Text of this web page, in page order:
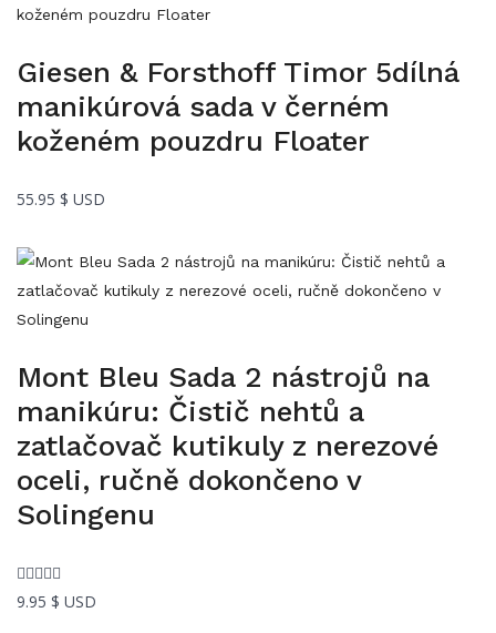
Giesen & Forsthoff Timor 5dílná
manikúrová sada v černém
koženém pouzdru Floater
55.95 $ USD
Mont Bleu Sada 2 nástrojů na
manikúru: Čistič nehtů a
zatlačovač kutikuly z nerezové
oceli, ručně dokončeno v
Solingenu
9.95 $ USD